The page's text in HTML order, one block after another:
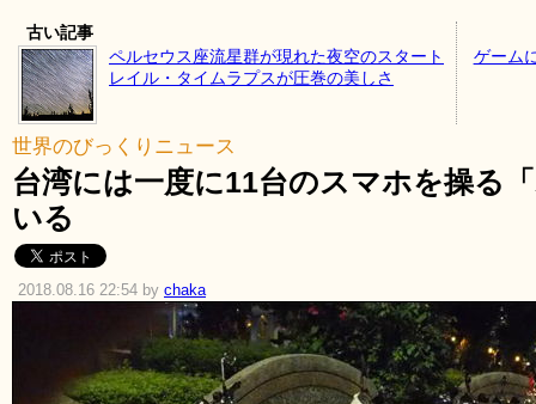
古い記事
ペルセウス座流星群が現れた夜空のスタート
レイル・タイムラプスが圧巻の美しさ
ゲーム
世界のびっくりニュース
台湾には一度に11台のスマホを操る
いる
2018.08.16 22:54 by chaka